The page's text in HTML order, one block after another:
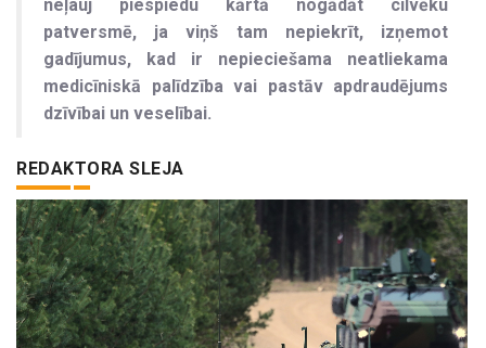
neļauj piespiedu kārtā nogādāt cilvēku
patversmē, ja viņš tam nepiekrīt, izņemot
gadījumus, kad ir nepieciešama neatliekama
medicīniskā palīdzība vai pastāv apdraudējums
dzīvībai un veselībai.
REDAKTORA SLEJA